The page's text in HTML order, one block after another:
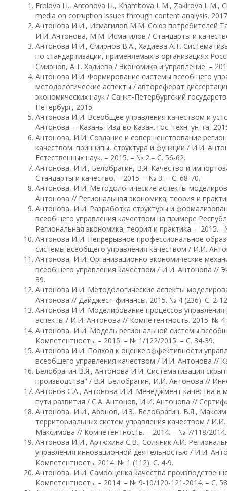
Frolova I.I., Antonova I.I., Khamitova L.M., Zakirova L.M.,
media on corruption issues through content analysis.
Антонова И.И., Исмагилов М.М. Союз потребителей
И.И. Антонова, М.М. Исмагилов / Стандарты и
Антонова И.И., Смирнов В.А., Хадиева А.Т.
по стандартизации, применяемых в организациях
Смирнов, А.Т. Хадиева / Экономика и управление. –
Антонова И.И. Формирование системы всеобщего
методологические аспекты / автореферат
экономических наук / Санкт-Петербургский
Петербург, 2015.
Антонова И.И. Всеобщее управления качеством и
Антонова. – Казань: Изд-во Казан. гос. техн. ун-та,
Антонова, И.И. Создание и совершенствование
качеством: принципы, структура и функции / И.И.
Естественных наук. – 2015. – № 2.– С. 56-62.
Антонова, И.И., Белобрагин, В.Я. Качество и
Стандарты и качество. – 2015. – № 3. – С. 68-70.
Антонова, И.И. Методологические аспекты
Антонова // Региональная экономика; теория и
Антонова, И.И. Разработка структуры и
всеобщего управления качеством на примере
Региональная экономика; теория и практика. – 2015.
Антонова И.И. Непрерывное профессиональное
системы всеобщего управления качеством / И.И.
Антонова, И.И. Организационно-экономические
всеобщего управления качеством / И.И. Антонова //
39.
Антонова И.И. Методологические аспекты
Антонова // Дайджест-финансы. 2015. № 4 (236). С. 2-
Антонова И.И. Моделирование процессов управления
аспекты / И.И. Антонова // Компетентность. 2015. № 4
Антонова, И.И. Модель региональной системы
Компетентность. – 2015. – № 1/122/2015. – С. 34-39.
Антонова И.И. Подход к оценке эффективности
всеобщего управления качеством / И.И. Антонова //
Белобрагин В.Я., Антонова И.И. Систематизация
производства" / В.Я. Белобрагин, И.И. Антонова //
Антонов С.А., Антонова И.И. Менеджмент качества в
пути развития / С.А. Антонов, И.И. Антонова //
Антонова, И.И., Аронов, И.З., Белобрагин, В.Я.,
территориальных систем управления качеством /
Максимова // Компетентность. – 2014. – № 7/118/
Антонова И.И., Артюхина С.В., Соляник А.И.
управления инновационной деятельностью / И.И.
Компетентность. 2014. № 1 (112). С. 4-9.
Антонова, И.И. Самооценка качества
Компетентность. – 2014. – № 9-10/120-121-2014. – С.